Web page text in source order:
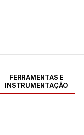
FERRAMENTAS E
INSTRUMENTAÇÃO